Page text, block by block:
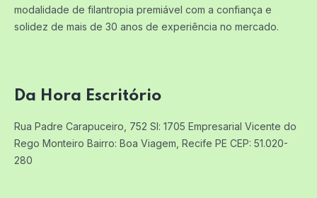
modalidade de filantropia premiável com a confiança e
solidez de mais de 30 anos de experiência no mercado.
Da Hora Escritório
Rua Padre Carapuceiro, 752 Sl: 1705 Empresarial Vicente do
Rego Monteiro Bairro: Boa Viagem, Recife PE CEP: 51.020-
280